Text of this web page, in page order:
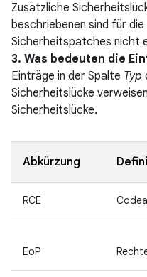
Zusätzliche
beschriebenen sind für die
Sicherheitspatches nicht
3. Was bedeuten die
Einträge in der Spalte Typ
Sicherheitslücke
Sicherheitslücke.
Abkürzung
RCE
EoP